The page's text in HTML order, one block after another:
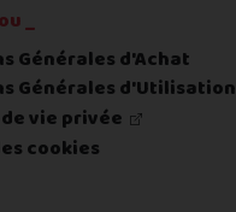
_
Générales d'Achat
Générales d'Utilisation
vie privée
cookies